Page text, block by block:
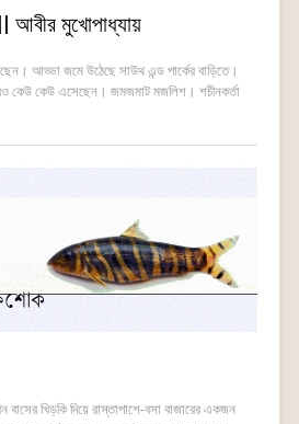
আবীর মুখোপাধ্যায়
আড্ডা জমে উঠেছে সাউথ এন্ড পার্কের বাড়িতে।
কেউ কেউ এসেছেন। জমজমাট মজলিশ। শচীনকর্তা
বাসের খিড়কি দিয়ে রাস্তাপাশে-বসা বাজারের একজন